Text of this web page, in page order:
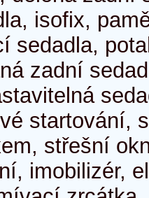
isofix,
sedadla,
zadní
startování,
střešní
imobilizér,